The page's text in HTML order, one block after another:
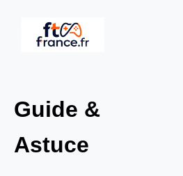
contenu
Guide &
Astuce